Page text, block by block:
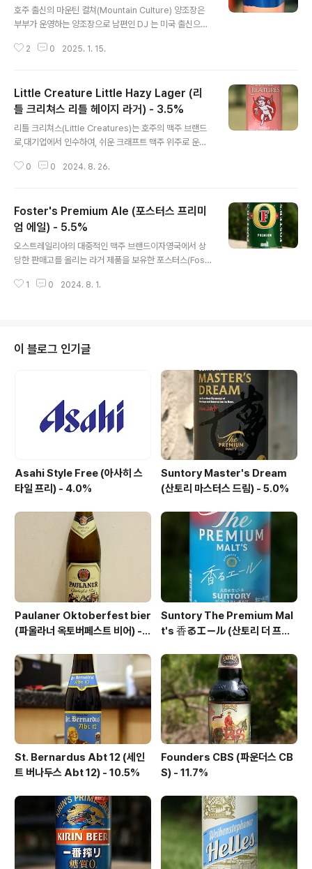
5.2%
호주 출신의 마운틴 컬쳐(Mountain Culture) 양조장은
부부가 운영하는 양조장으로 남편인 DJ 는 미국 출신으
에현장에 뛰어들어 Oscar Blues 양조장에서 근무하기도
토리를 가졌습니다. 아내는 맥주를 잘 알지는 못했지만 마
케팅과 브랜드 구축에 탁월하여설립된지 5년도 안된 양조
장이 어느새 호주를 대표하는크래프트 맥주 양조장으로 우
뚝 설 수 있게 되었습니다. 이는 단순히 맥주 맛만 좋아서
될 수 있는 일이 아니긴 합니다. - 블로그에 리뷰된 마운틴
컬쳐(Mountain Culture) 양조장의 맥주 -Mountain Cu
2 0 2025. 1. 15.
Little Creature Little Hazy Lager (리
틀 크리쳐스 리틀 헤이지 라거) - 3.5%
리틀 크리쳐스(Little Creatures)는 호주의 맥주 브랜드
로,대기업에서 인수하여, 쉬운 크래프트 맥주 위주로 운영
목으로,어느정도 Hoppy 한 맥주의 트렌드와 경향도 신경
er 는 해당 맥주를 보는 순간개인적으로 '저 제품은 도대체
컨셉이 뭘까?' 라는 생각이 들었고,몇 가지 짐작이 가지만
정보조사나 마시기 전까지는 어디까지나 예상일 뿐이죠. -
블로그에 리뷰된 리틀 크리쳐스(Little Creatures) 맥주
들 -Little Creatures Bright Ale (리틀 크리쳐스 브라
이트 에일) - 4.5% -..
0 0 2024. 8. 26.
Foster's Premium Ale (포스터스 프리미
엄 에일) - 5.5%
오스트레일리아의 대중적인 맥주 브랜드이자영국에서 상
당한 판매고를 올리는 라거 제품을 보유한 포스터스(Fost
엄 라거' 가 단연 메인 상품이지만, 포스터스 브랜드에는 라
라거) - 5.0% - 2011.02.23 오늘 시음하는 프리미엄 에
일 제품은 미국에서 생산되었지만,맥주 스타일은 영국식
페일 에일을 지향하는 맥주입니다. 오스트레일리아식 페일
에일이 영국식 페일 에일의영향을 받아서 만들어진 스타일
이기 때문에 미국식 보다는영국식 페일 에일을 포스터스에
1 0 2024. 8. 1.
이 블로그 인기글
Asahi Style Free (아사히 스
타일 프리) - 4.0%
Suntory Master's Dream
(산토리 마스터스 드림) - 5.0%
Paulaner Oktoberfest bier
(파울라너 옥토버페스트 비어) -
Suntory The Premium Mal
t's 香るエール (산토리 더 프리
St. Bernardus Abt 12 (세인
트 버나두스 Abt 12) - 10.5%
Founders CBS (파운더스 CB
S) - 11.7%